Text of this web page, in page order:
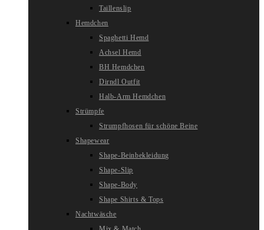
Taillenslip
Hemdchen
Spaghetti Hemd
Achsel Hemd
BH Hemdchen
Dirndl Outfit
Halb-Arm Hemdchen
Strümpfe
Strumpfhosen für schöne Beine
Shapewear
Shape-Beinbekleidung
Shape-Slip
Shape-Body
Shape Shirts & Tops
Nachtwäsche